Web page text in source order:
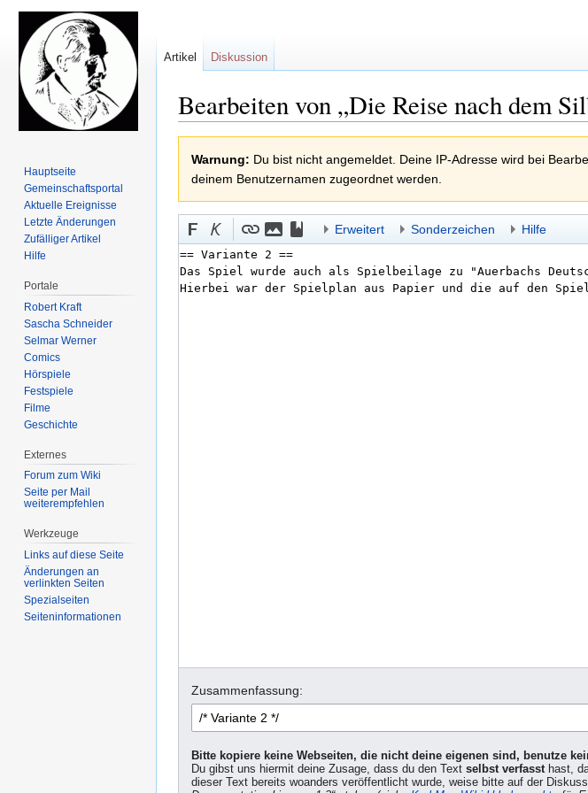
Bearbeiten von „Die Reise nach dem
Navigation
springen
Suche
springen
Warnung: Du bist nicht angemeldet. Deine IP-Adresse wird bei
deinem Benutzernamen zugeordnet werden.
Erweitert Sonderzeichen Hilfe
Zusammenfassung:
Bitte kopiere keine Webseiten, die nicht deine eigenen sind, benutze
Du gibst uns hiermit deine Zusage, dass du den Text selbst verfassthast,
dieser Text bereits woanders veröffentlicht wurde, weise bitte auf der
Artikel Diskussion
Hauptseite
Gemeinschafts­portal
Aktuelle Ereignisse
Letzte Änderungen
Zufälliger Artikel
Hilfe
Portale
Robert Kraft
Sascha Schneider
Selmar Werner
Comics
Hörspiele
Festspiele
Filme
Geschichte
Externes
Forum zum Wiki
Seite per Mail
weiterempfehlen
Werkzeuge
Links auf diese Seite
Änderungen an
verlinkten Seiten
Spezialseiten
Seiten­informationen